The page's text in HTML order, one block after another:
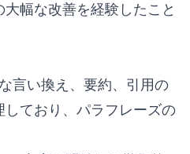
幅な改善を経験したこと
言い換え、要約、引用の
ており、パラフレーズの